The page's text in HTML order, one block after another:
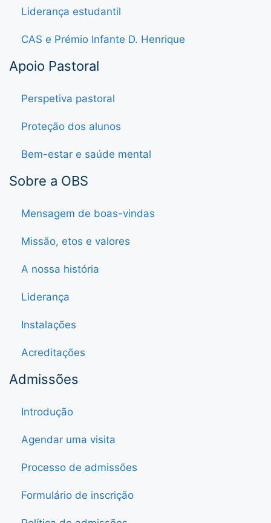
Liderança estudantil
CAS e Prémio Infante D. Henrique
Apoio Pastoral
Perspetiva pastoral
Proteção dos alunos
Bem-estar e saúde mental
Sobre a OBS
Mensagem de boas-vindas
Missão, etos e valores
A nossa história
Liderança
Instalações
Acreditações
Admissões
Introdução
Agendar uma visita
Processo de admissões
Formulário de inscrição